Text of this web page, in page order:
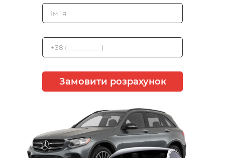
Замовити розрахунок